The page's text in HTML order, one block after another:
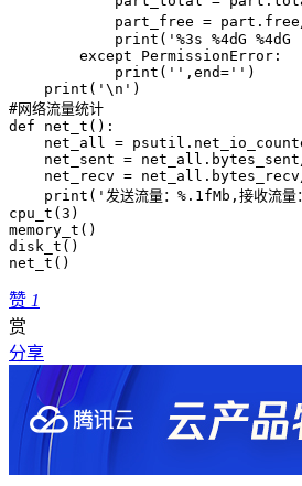
part_free = part.free/
print('%3s %4dG %4dG
except PermissionError:
print('',end='')
print('\n')
#网络流量统计
def net_t():
net_all =
net_sent = net_all.bytes_sent/
net_recv = net_all.bytes_recv/
print('发送流量：%.1fMb,接收流量
cpu_t(3)
memory_t()
disk_t()
net_t()
赞 1
赏
分享